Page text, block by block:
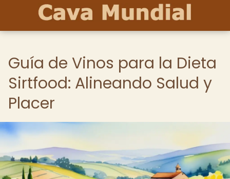
Guía de Vinos para la Dieta
Sirtfood: Alineando Salud y
Placer